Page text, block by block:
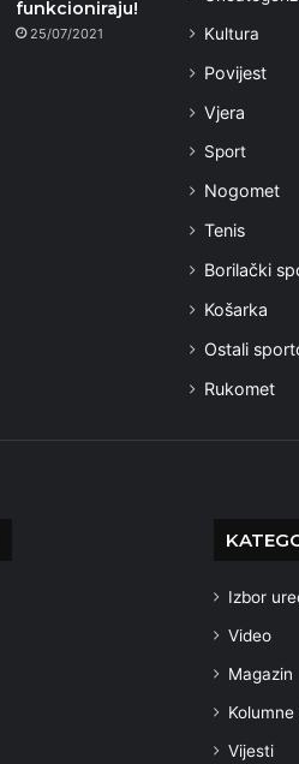
funkcioniraju!
25/07/2021 Kultura
Povijest
Vjera
Sport
Nogomet
Tenis
Borilački
Košarka
Ostali
Rukomet
Izbor
Video
Magazin
Vijesti